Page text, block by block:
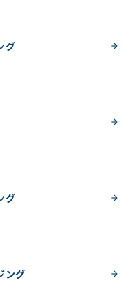
グ
グ
ング